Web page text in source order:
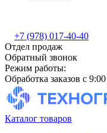
+7 (978) 017-40-40
Отдел продаж
Обратный звонок
Режим работы:
Обработка заказов с
Каталог товаров